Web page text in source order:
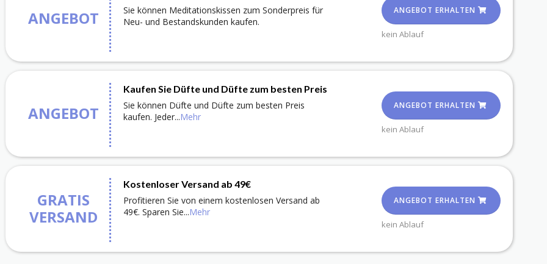
ANGEBOT
Sie können Meditationskissen zum Sonderpreis für
Neu- und Bestandskunden kaufen.
ANGEBOT ERHALTEN
kein Ablauf
ANGEBOT
Kaufen Sie Düfte und Düfte zum besten Preis
Sie können Düfte und Düfte zum besten Preis
kaufen. Jeder...Mehr
ANGEBOT ERHALTEN
kein Ablauf
GRATIS
VERSAND
Kostenloser Versand ab 49€
Profitieren Sie von einem kostenlosen Versand ab
49€. Sparen Sie...Mehr
ANGEBOT ERHALTEN
kein Ablauf